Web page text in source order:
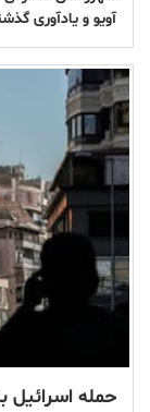
آویو و یادآوری
حمله